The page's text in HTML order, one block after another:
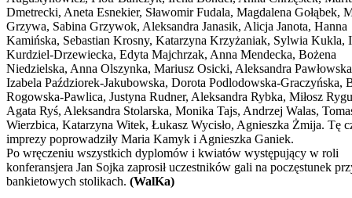
Dmetrecki, Aneta Esnekier, Sławomir Fudala, Magdalena Gołąbek,
Grzywa, Sabina Grzywok, Aleksandra Janasik, Alicja Janota, Hanna
Kamińska, Sebastian Krosny, Katarzyna Krzyżaniak, Sylwia Kukla,
Kurdziel-Drzewiecka, Edyta Majchrzak, Anna Mendecka, Bożena
Niedzielska, Anna Olszynka, Mariusz Osicki, Aleksandra
Izabela Paździorek-Jakubowska, Dorota Podlodowska-Graczyńska,
Rogowska-Pawlica, Justyna Rudner, Aleksandra Rybka, Miłosz
Agata Ryś, Aleksandra Stolarska, Monika Tajs, Andrzej Walas,
Wierzbica, Katarzyna Witek, Łukasz Wycisło, Agnieszka Żmija. Tę
imprezy poprowadziły Maria Kamyk i Agnieszka Ganiek.
Po wręczeniu wszystkich dyplomów i kwiatów występujący w roli
konferansjera Jan Sojka zaprosił uczestników gali na poczęstunek
bankietowych stolikach. (WalKa)